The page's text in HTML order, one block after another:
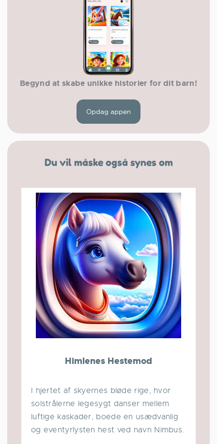
Begynd at skabe unikke historier for dit barn!
Opdag appen
Du vil måske også synes om
Himlenes Hestemod
I hjertet af skyernes bløde rige, hvor
solstrålerne legesygt danser mellem
luftige kaskader, boede en usædvanlig
og eventyrlysten hest ved navn Nimbus.